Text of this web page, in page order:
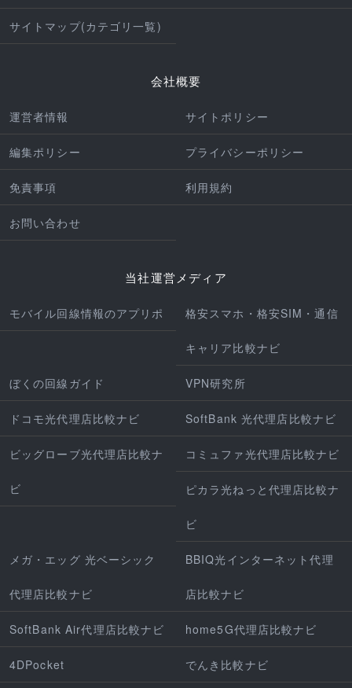
サイトマップ(カテゴリ一覧)
会社概要
運営者情報 サイトポリシー
編集ポリシー プライバシーポリシー
免責事項 利用規約
お問い合わせ
当社運営メディア
モバイル回線情報のアプリポ 格安スマホ・格安SIM・通信
キャリア比較ナビ
ぼくの回線ガイド VPN研究所
ドコモ光代理店比較ナビ SoftBank 光代理店比較ナビ
ビッグローブ光代理店比較ナ
ビ
コミュファ光代理店比較ナビ
ピカラ光ねっと代理店比較ナ
ビ
メガ・エッグ 光ベーシック
代理店比較ナビ
BBIQ光インターネット代理
店比較ナビ
SoftBank Air代理店比較ナビ home5G代理店比較ナビ
4DPocket でんき比較ナビ